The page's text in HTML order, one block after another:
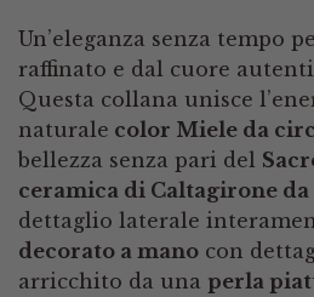
Un’eleganza senza tempo
raffinato e dal cuore
Questa collana unisce
naturale color Miele da
bellezza senza pari del
ceramica di Caltagirone da
dettaglio laterale
decorato a mano con
arricchito da una perla